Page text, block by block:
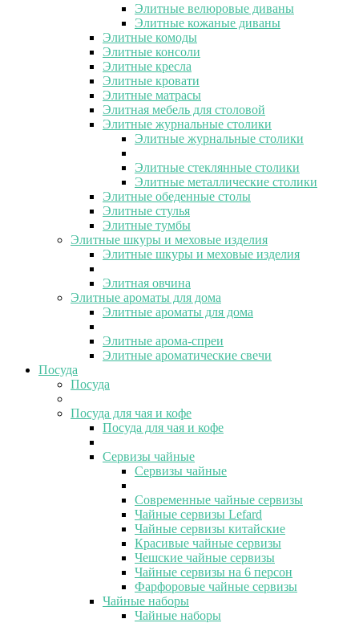
Элитные велюровые диваны
Элитные кожаные диваны
Элитные комоды
Элитные консоли
Элитные кресла
Элитные кровати
Элитные матрасы
Элитная мебель для столовой
Элитные журнальные столики
Элитные журнальные столики
Элитные стеклянные столики
Элитные металлические столики
Элитные обеденные столы
Элитные стулья
Элитные тумбы
Элитные шкуры и меховые изделия
Элитные шкуры и меховые изделия
Элитная овчина
Элитные ароматы для дома
Элитные ароматы для дома
Элитные арома-спреи
Элитные ароматические свечи
Посуда
Посуда
Посуда для чая и кофе
Посуда для чая и кофе
Сервизы чайные
Сервизы чайные
Современные чайные сервизы
Чайные сервизы Lefard
Чайные сервизы китайские
Красивые чайные сервизы
Чешские чайные сервизы
Чайные сервизы на 6 персон
Фарфоровые чайные сервизы
Чайные наборы
Чайные наборы